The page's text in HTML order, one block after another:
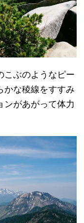
こぶのようなピー
かな稜線をすすみ
ンがあがって体力